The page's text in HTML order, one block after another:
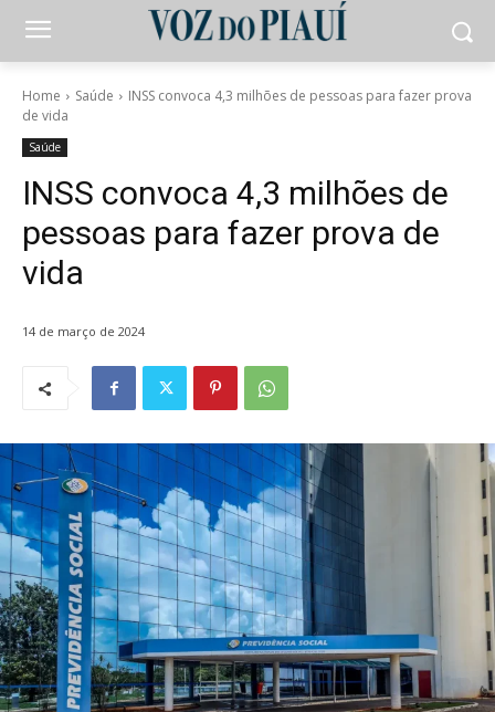
Home Saúde
INSS convoca 4,3 milhões de pessoas para fazer prova
de vida
Saúde
INSS convoca 4,3 milhões de
pessoas para fazer prova de
vida
14 de março de 2024